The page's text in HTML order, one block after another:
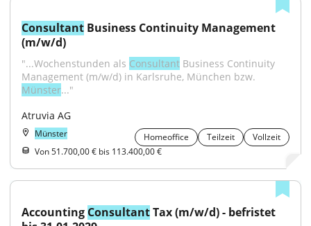
Consultant Business Continuity Management
(m/w/d)
"...Wochenstunden als Consultant Business Continuity
Münster..."
Atruvia AG
Münster Homeoffice Teilzeit
Vollzeit
Von 51.700,00 € bis 113.400,00 €
Accounting Consultant Tax (m/w/d) - befristet